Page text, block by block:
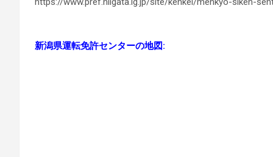
新潟県運転免許センターの地図: